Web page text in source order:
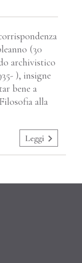
(30
archivistico
), insigne
bene a
alla
Leggi